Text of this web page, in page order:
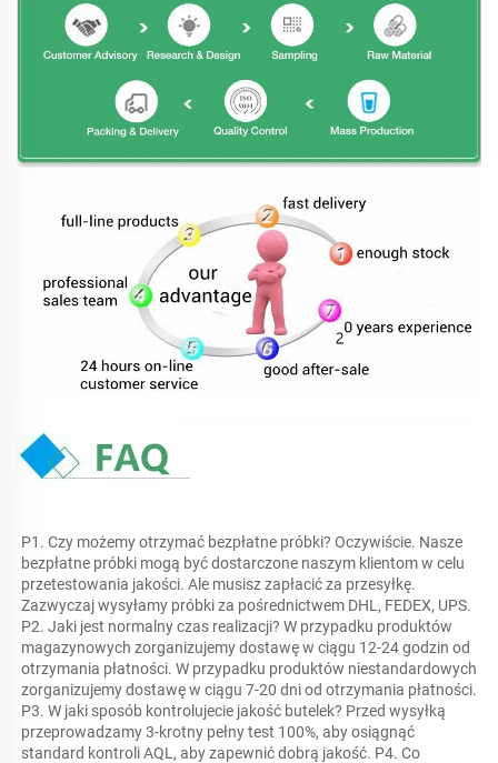
P1. Czy możemy otrzymać bezpłatne próbki? Oczywiście. Nasze
bezpłatne próbki mogą być dostarczone naszym klientom w celu
przetestowania jakości. Ale musisz zapłacić za przesyłkę.
Zazwyczaj wysyłamy próbki za pośrednictwem DHL, FEDEX, UPS.
P2. Jaki jest normalny czas realizacji? W przypadku produktów
magazynowych zorganizujemy dostawę w ciągu 12-24 godzin od
otrzymania płatności. W przypadku produktów niestandardowych
zorganizujemy dostawę w ciągu 7-20 dni od otrzymania płatności.
P3. W jaki sposób kontrolujecie jakość butelek? Przed wysyłką
przeprowadzamy 3-krotny pełny test 100%, aby osiągnąć
standard kontroli AQL, aby zapewnić dobrą jakość. P4. Co